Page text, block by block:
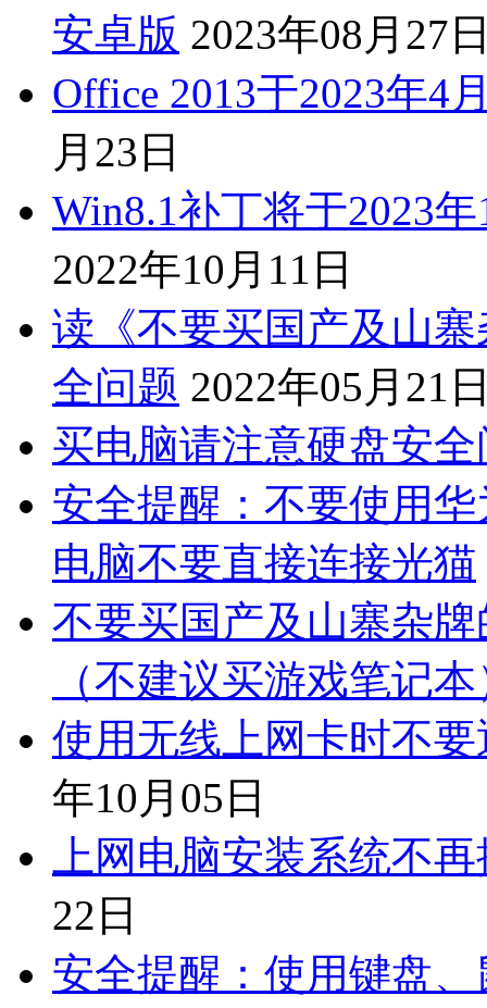
安卓版 2023年08月27
Office 2013于2023年4
月23日
Win8.1补丁将于2023
2022年10月11日
读《不要买国产及山
全问题 2022年05月21
买电脑请注意硬盘安全
安全提醒：不要使用
电脑不要直接连接光猫
不要买国产及山寨杂
（不建议买游戏笔记
使用无线上网卡时不
年10月05日
上网电脑安装系统不
22日
安全提醒：使用键盘